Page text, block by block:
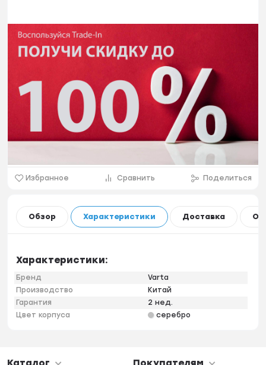
Избранное Сравнить Поделиться
Обзор Характеристики Доставка
Характеристики:
Бренд
Varta
Производство
Китай
Гарантия
2 нед.
Цвет корпуса
серебро